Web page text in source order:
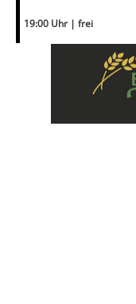
19:00 Uhr | frei